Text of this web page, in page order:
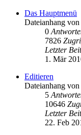
Das Hauptmenü
Dateianhang von
0
7826
Letzter
1. Mär
Editieren
Dateianhang von
5
10646
Letzter
22. Feb